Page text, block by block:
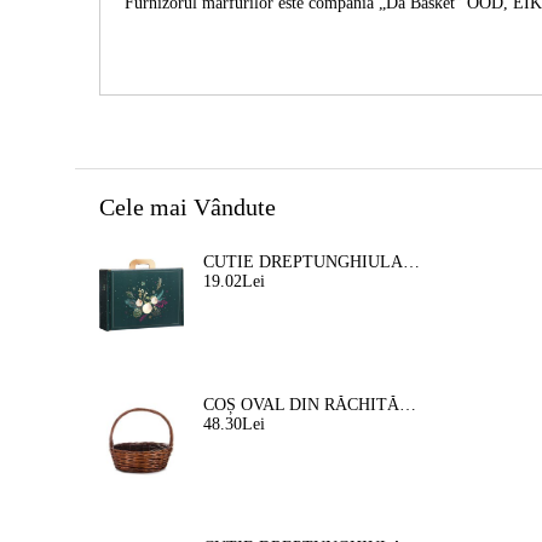
Cele mai Vândute
CUTIE DREPTUNGHIULARA DIN CARTON TIP "VALIZA" NATURA FERMECATA VERDE/AURIE, 34,2 X 25,0 X 11,5 CM, CV053M
19.02Lei
COȘ OVAL DIN RĂCHITĂ, MARO, 35X30X12 CM, SP609M
48.30Lei